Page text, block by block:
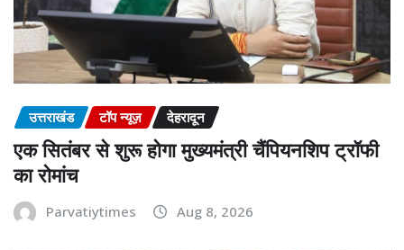
उत्तराखंड टॉप न्यूज़ देहरादून
एक सितंबर से शुरू होगा मुख्यमंत्री चैंपियनशिप ट्रॉफी
का रोमांच
Parvatiytimes Aug 8, 2026